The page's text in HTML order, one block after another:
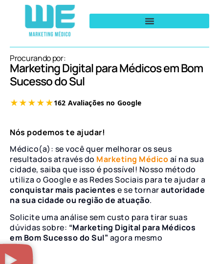
Procurando por:
Marketing Digital para Médicos em Bom
Sucesso do Sul
Nós podemos te ajudar!
Médico(a): se você quer melhorar os seus
resultados através do Marketing Médicoaí na sua
cidade, saiba que isso é possível! Nosso método
utiliza o Google e as Redes Sociais para te ajudar a
conquistar mais pacientes e se tornarautoridade
na sua cidade ou região de atuação.
Solicite uma análise sem custo para tirar suas
dúvidas sobre: “Marketing Digital para Médicos
em Bom Sucesso do Sul” agora mesmo